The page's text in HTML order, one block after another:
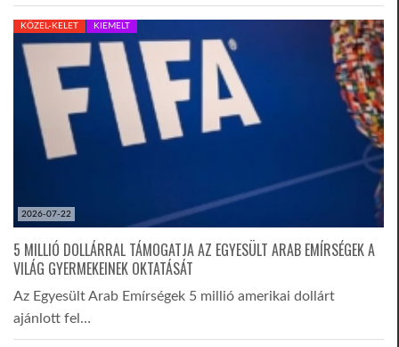
2026-07-22
KÖZEL-KELET KIEMELT
5 MILLIÓ DOLLÁRRAL TÁMOGATJA AZ EGYESÜLT ARAB EMÍRSÉGEK A
VILÁG GYERMEKEINEK OKTATÁSÁT
Az Egyesült Arab Emírségek 5 millió amerikai dollárt
ajánlott fel…